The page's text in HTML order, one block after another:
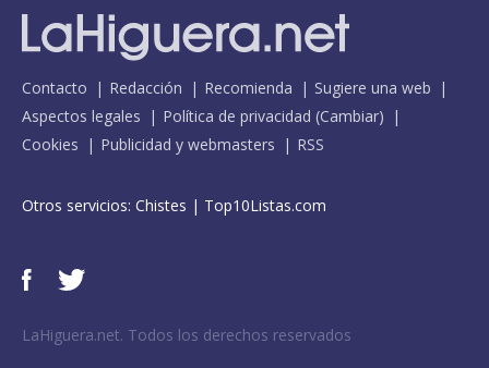
Contacto Redacción Recomienda
Sugiere una web
Aspectos legales
Política de privacidad (Cambiar)
Cookies
Publicidad y webmasters RSS
Otros servicios: Chistes | Top10Listas.com
LaHiguera.net. Todos los derechos reservados